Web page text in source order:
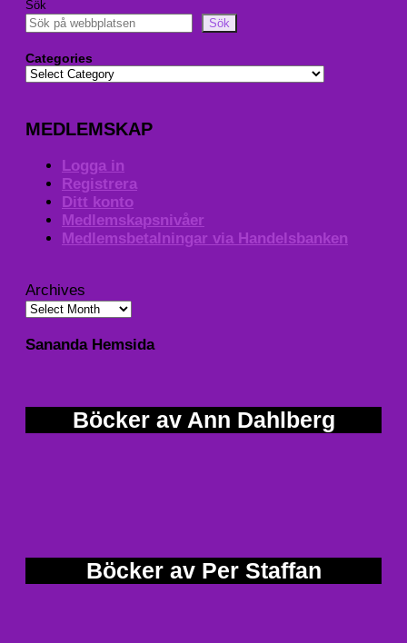
Sök
Sök
Categories
MEDLEMSKAP
Logga in
Registrera
Ditt konto
Medlemskapsnivåer
Medlemsbetalningar via Handelsbanken
Archives
Sananda Hemsida
Böcker av Ann Dahlberg
Böcker av Per Staffan